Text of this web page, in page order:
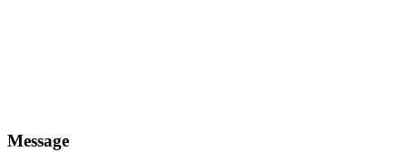
Message